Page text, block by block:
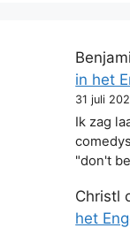
in het
31 juli
Ik zag
"don't
Christl
het